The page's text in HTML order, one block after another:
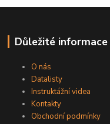
Důležité informace
O nás
Datalisty
Instruktážní videa
Kontakty
Obchodní podmínky